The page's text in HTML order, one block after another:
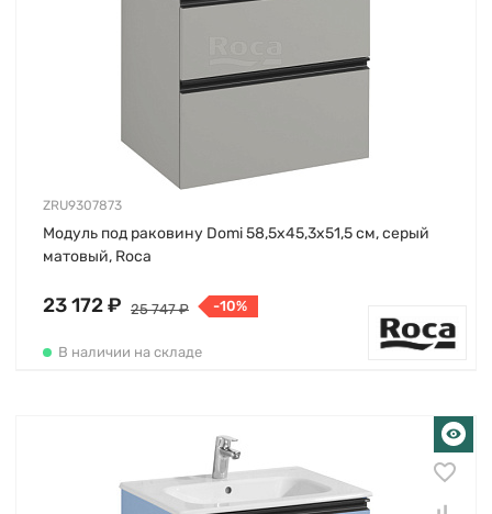
ZRU9307873
Модуль под раковину Domi 58,5х45,3х51,5 см, серый
матовый, Roca
23 172 ₽ 25 747 ₽ -10%
В наличии на складе